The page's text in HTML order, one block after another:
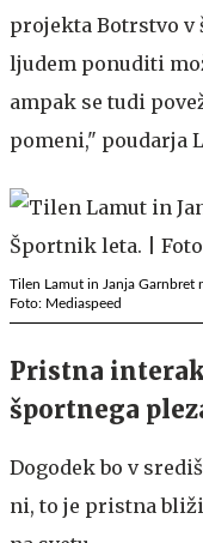
projekta Botrstvo v
ljudem ponuditi
ampak se tudi
pomeni," poudarja
Tilen Lamut in Janja Garnbret
Foto: Mediaspeed
Pristna
športnega
Dogodek bo v
ni, to je pristna